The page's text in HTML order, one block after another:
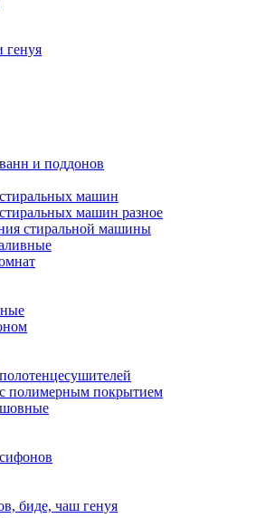
генуя
и поддонов
машин
машин разное
стиральной машины
полимерным покрытием
биде, чаш генуя